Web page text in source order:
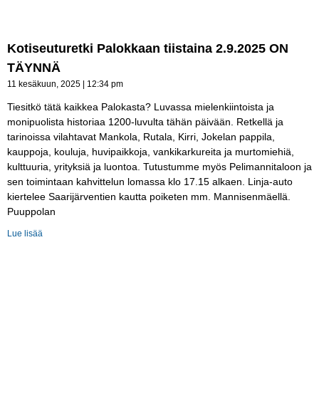
Kotiseuturetki Palokkaan tiistaina 2.9.2025 ON
TÄYNNÄ
11 kesäkuun, 2025 12:34 pm
Tiesitkö tätä kaikkea Palokasta? Luvassa mielenkiintoista ja
monipuolista historiaa 1200-luvulta tähän päivään. Retkellä ja
tarinoissa vilahtavat Mankola, Rutala, Kirri, Jokelan pappila,
kauppoja, kouluja, huvipaikkoja, vankikarkureita ja murtomiehiä,
kulttuuria, yrityksiä ja luontoa. Tutustumme myös Pelimannitaloon ja
sen toimintaan kahvittelun lomassa klo 17.15 alkaen. Linja-auto
kiertelee Saarijärventien kautta poiketen mm. Mannisenmäellä.
Puuppolan
Lue lisää